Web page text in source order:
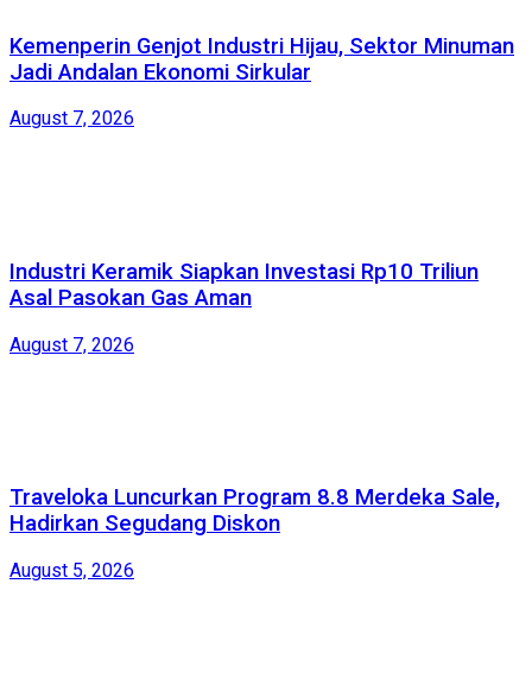
Kemenperin Genjot Industri Hijau, Sektor Minuman
Jadi Andalan Ekonomi Sirkular
August 7, 2026
Industri Keramik Siapkan Investasi Rp10 Triliun
Asal Pasokan Gas Aman
August 7, 2026
Traveloka Luncurkan Program 8.8 Merdeka Sale,
Hadirkan Segudang Diskon
August 5, 2026